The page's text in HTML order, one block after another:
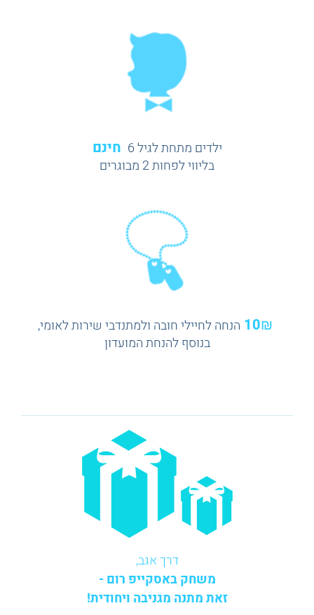
ילדים מתחת לגיל 6 חינם
בליווי לפחות 2 מבוגרים
10₪ הנחה לחיילי חובה ולמתנדבי שירות לאומי,
בנוסף להנחת המועדון
דרך אגב,
משחק באסקייפ רום -
זאת מתנה מגניבה ויחודית!